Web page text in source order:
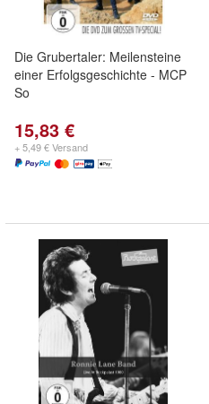
Die Grubertaler: Meilensteine
einer Erfolgsgeschichte - MCP
So
15,83 €
+ 5,49 € Versand